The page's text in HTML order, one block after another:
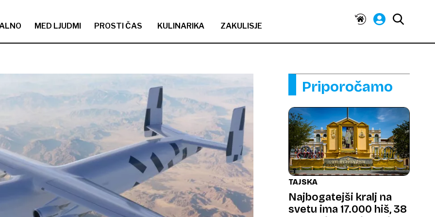
MED LJUDMI PROSTI ČAS KULINARIKA ZAKULISJE
Priporočamo
TAJSKA
Najbogatejši kralj na
svetu ima 17.000 hiš, 38